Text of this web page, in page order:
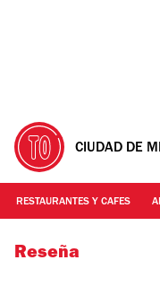
CIUDAD DE
RESTAURANTES Y CAFES
Foto: Alejandra
Reseña